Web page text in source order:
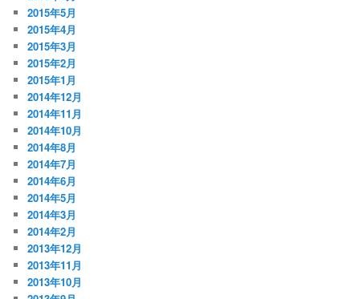
2015年5月
2015年4月
2015年3月
2015年2月
2015年1月
2014年12月
2014年11月
2014年10月
2014年8月
2014年7月
2014年6月
2014年5月
2014年3月
2014年2月
2013年12月
2013年11月
2013年10月